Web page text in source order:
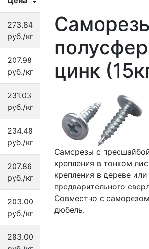
273.84
руб./кг
207.98
руб./кг
231.03
руб./кг
234.48
руб./кг
207.86
руб./кг
203.00
руб./кг
283.00
цинк
Саморезы с
крепления в тонком
крепления в дереве
предварительного
Совместно с
дюбель.